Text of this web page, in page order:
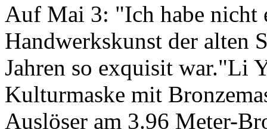
Auf Mai 3: "Ich habe nicht
Handwerkskunst der alten
Jahren so exquisit war."Li
Kulturmaske mit
Auslöser am 3.96 Meter-